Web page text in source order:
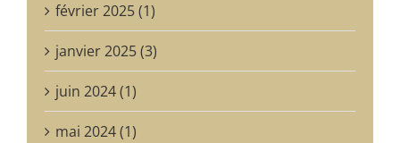
février 2025 (1)
janvier 2025 (3)
juin 2024 (1)
mai 2024 (1)